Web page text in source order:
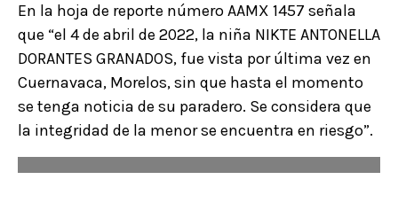
En la hoja de reporte número AAMX 1457 señala
que “el 4 de abril de 2022, la niña NIKTE ANTONELLA
DORANTES GRANADOS, fue vista por última vez en
Cuernavaca, Morelos, sin que hasta el momento
se tenga noticia de su paradero. Se considera que
la integridad de la menor se encuentra en riesgo”.